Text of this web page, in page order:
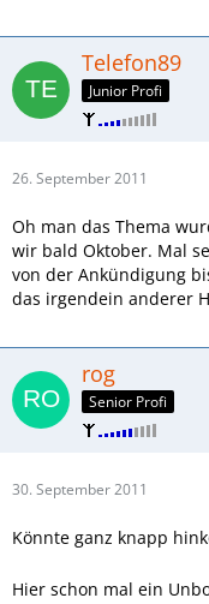
Telefon89
Junior Profi
26. September 2011
Oh man das Thema
wir bald Oktober. Mal
von der Ankündigung
das irgendein anderer
rog
Senior Profi
30. September 2011
Könnte ganz knapp
Hier schon mal ein